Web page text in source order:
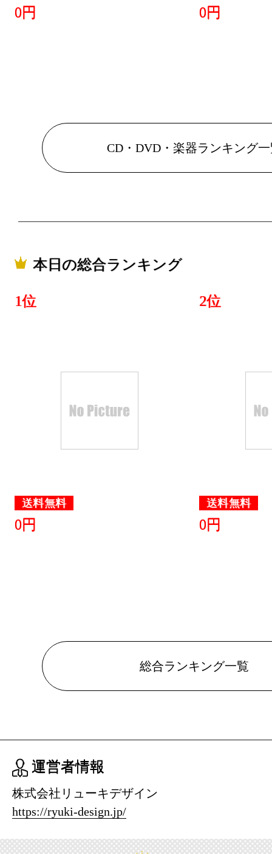
0円 0円
CD・DVD・楽器ランキング
本日の総合ランキング
1位
送料無料
0円
2位
送料無料
0円
総合ランキング一覧
運営者情報
株式会社リューキデザイン
https://ryuki-design.jp/